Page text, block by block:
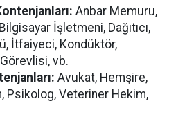
Anbar Memuru,
İşletmeni, Dağıtıcı,
İtfaiyeci, Kondüktör,
vb.
Avukat, Hemşire,
Psikolog, Veteriner Hekim,